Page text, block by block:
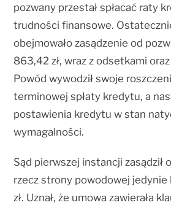
pozwany przestał spłacać raty
trudności finansowe.
obejmowało zasądzenie od
863,42 zł, wraz z odsetkami
Powód wywodził swoje
terminowej spłaty kredytu, a
postawienia kredytu w stan
wymagalności.
Sąd pierwszej instancji zasądził
rzecz strony powodowej
zł. Uznał, że umowa zawierała